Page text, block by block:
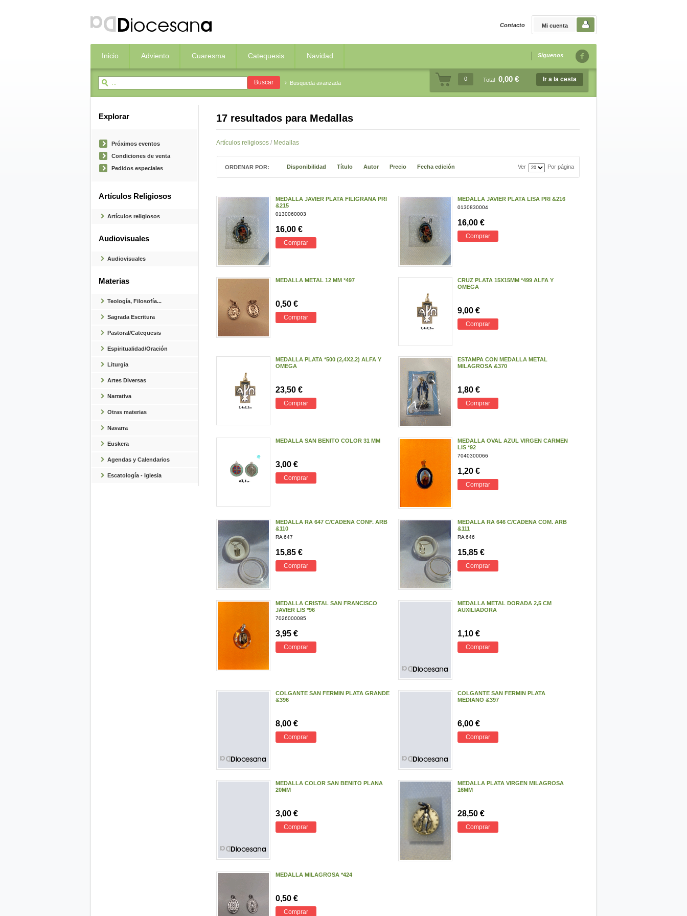
Mi cuenta
Contacto
Inicio Adviento Cuaresma Catequesis Navidad Síguenos
Busqueda avanzada
0 Total 0,00 € Ir a la cesta
Explorar
Próximos eventos
Condiciones de venta
Pedidos especiales
Artículos Religiosos
Artículos religiosos
Audiovisuales
Audiovisuales
Materias
Teología, Filosofía...
Sagrada Escritura
Pastoral/Catequesis
Espiritualidad/Oración
Liturgia
Artes Diversas
Narrativa
Otras materias
Navarra
Euskera
Agendas y Calendarios
Escatología - Iglesia
17 resultados para Medallas
Artículos religiosos/ Medallas
ORDENAR POR: Disponibilidad Título Autor Precio Fecha edición Ver Por página
MEDALLA JAVIER PLATA FILIGRANA PRI
&215
0130060003
16,00 €
Comprar
MEDALLA JAVIER PLATA LISA PRI &216
0130830004
16,00 €
Comprar
MEDALLA METAL 12 MM *497
0,50 €
Comprar
CRUZ PLATA 15X15MM *499 ALFA Y
OMEGA
9,00 €
Comprar
MEDALLA PLATA *500 (2,4X2,2) ALFA Y
OMEGA
23,50 €
Comprar
ESTAMPA CON MEDALLA METAL
MILAGROSA &370
1,80 €
Comprar
MEDALLA SAN BENITO COLOR 31 MM
3,00 €
Comprar
MEDALLA OVAL AZUL VIRGEN CARMEN
LIS *92
7040300066
1,20 €
Comprar
MEDALLA RA 647 C/CADENA CONF. ARB
&110
RA 647
15,85 €
Comprar
MEDALLA RA 646 C/CADENA COM. ARB
&111
RA 646
15,85 €
Comprar
MEDALLA CRISTAL SAN FRANCISCO
JAVIER LIS *96
7026000085
3,95 €
Comprar
MEDALLA METAL DORADA 2,5 CM
AUXILIADORA
1,10 €
Comprar
COLGANTE SAN FERMIN PLATA GRANDE
&396
8,00 €
Comprar
COLGANTE SAN FERMIN PLATA
MEDIANO &397
6,00 €
Comprar
MEDALLA COLOR SAN BENITO PLANA
20MM
3,00 €
Comprar
MEDALLA PLATA VIRGEN MILAGROSA
16MM
28,50 €
Comprar
MEDALLA MILAGROSA *424
0,50 €
Comprar